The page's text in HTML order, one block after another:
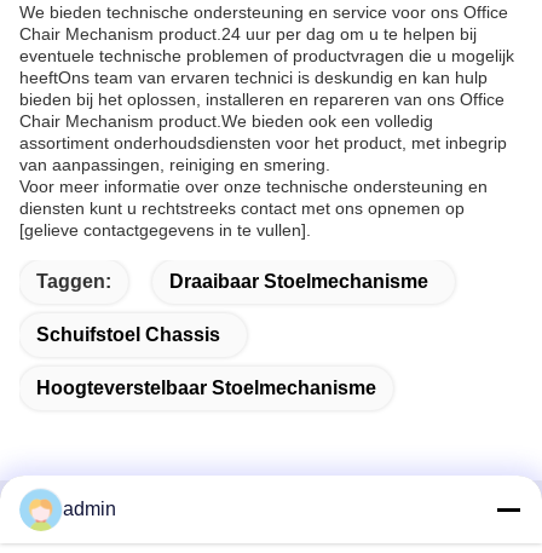
We bieden technische ondersteuning en service voor ons Office
Chair Mechanism product.24 uur per dag om u te helpen bij
eventuele technische problemen of productvragen die u mogelijk
heeftOns team van ervaren technici is deskundig en kan hulp
bieden bij het oplossen, installeren en repareren van ons Office
Chair Mechanism product.We bieden ook een volledig
assortiment onderhoudsdiensten voor het product, met inbegrip
van aanpassingen, reiniging en smering.
Voor meer informatie over onze technische ondersteuning en
diensten kunt u rechtstreeks contact met ons opnemen op
[gelieve contactgegevens in te vullen].
Taggen: Draaibaar Stoelmechanisme
Schuifstoel Chassis
Hoogteverstelbaar Stoelmechanisme
Snel contact
admin